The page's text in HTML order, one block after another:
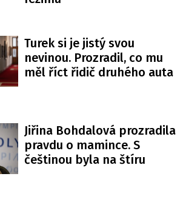
Turek si je jistý svou
nevinou. Prozradil, co mu
měl říct řidič druhého auta
Jiřina Bohdalová prozradila
pravdu o mamince. S
češtinou byla na štíru